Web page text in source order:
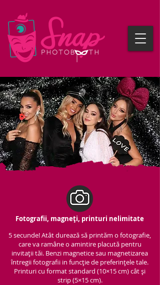
Fotografii, magneți, printuri nelimitate
5 secunde! Atât durează să printăm o fotografie,
care va ramâne o amintire placută pentru
invitații tăi. Benzi magnetice sau magnetizarea
întregii fotografii in funcție de preferințele tale.
Printuri cu format standard (10×15 cm) cât și
strip (5×15 cm).